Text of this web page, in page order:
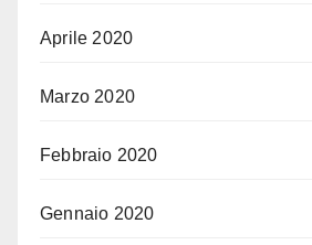
Aprile 2020
Marzo 2020
Febbraio 2020
Gennaio 2020